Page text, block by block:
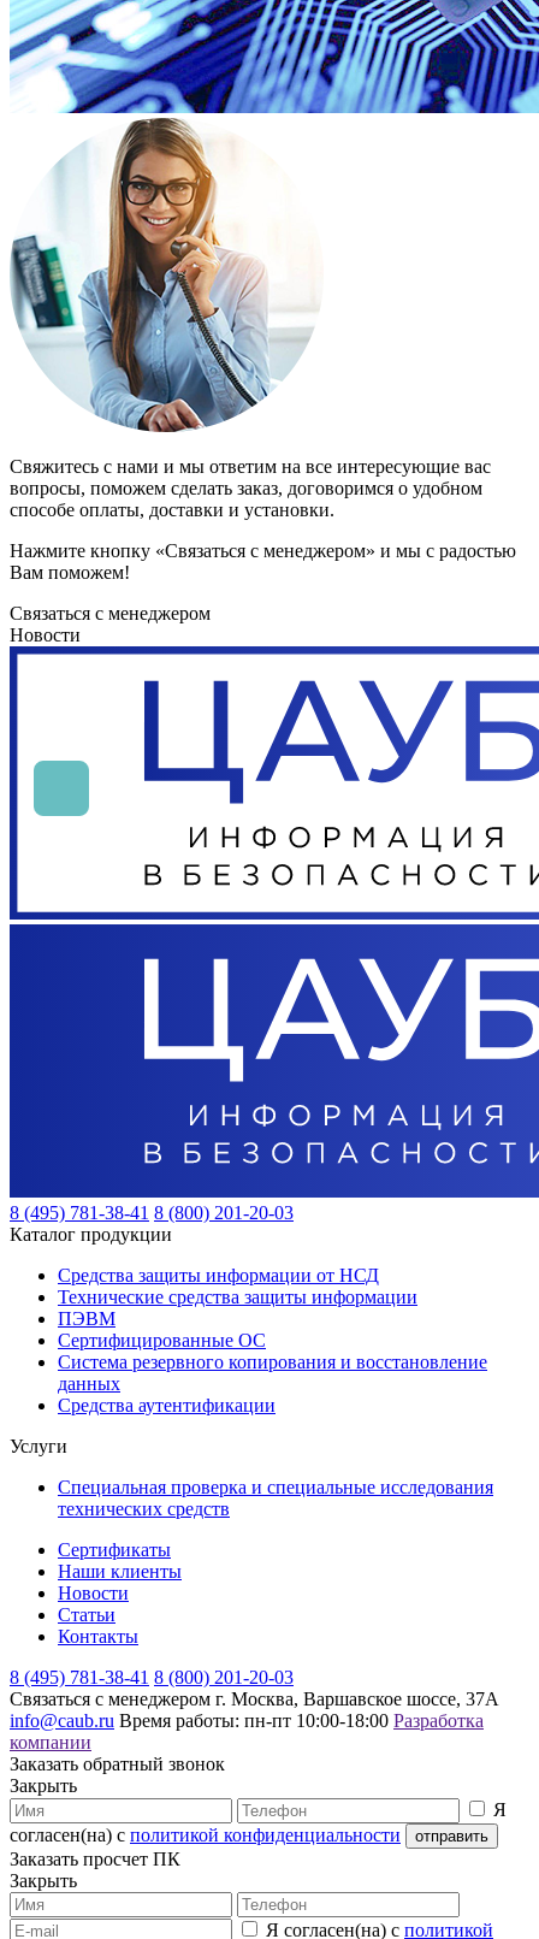
Свяжитесь с нами и мы ответим на все интересующие вас
вопросы, поможем сделать заказ, договоримся о удобном
способе оплаты, доставки и установки.
Нажмите кнопку «Связаться с менеджером» и мы с радостью
Вам поможем!
Связаться с менеджером
Новости
8 (495) 781-38-41 8 (800) 201-20-03
Каталог продукции
Средства защиты информации от НСД
Технические средства защиты информации
ПЭВМ
Сертифицированные ОС
Система резервного копирования и восстановление
данных
Средства аутентификации
Услуги
Специальная проверка и специальные исследования
технических средств
Сертификаты
Наши клиенты
Новости
Статьи
Контакты
8 (495) 781-38-41 8 (800) 201-20-03
Связаться с менеджером г. Москва, Варшавское шоссе, 37А
info@caub.ru Время работы: пн-пт 10:00-18:00 Разработка
компании
Заказать обратный звонок
Закрыть
Я
согласен(на) с политикой конфиденциальности
Заказать просчет ПК
Закрыть
Я согласен(на) с политикой